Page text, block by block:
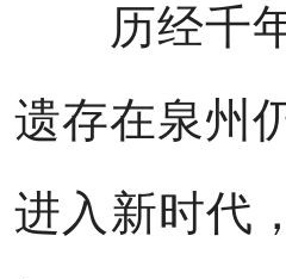
历经千年
遗存在泉州
进入新时代